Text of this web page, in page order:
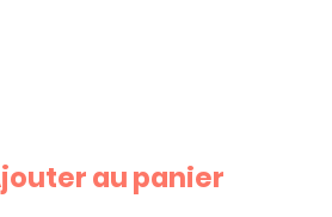
au panier